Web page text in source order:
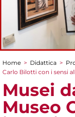
Tu sei qui
Home > Didattica >
Carlo Bilotti con i sensi
Musei
Museo